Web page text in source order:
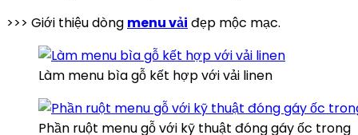
>>> Giới thiệu dòng menu vải đẹp mộc mạc.
Làm menu bìa gỗ kết hợp với vải linen
Phần ruột menu gỗ với kỹ thuật đóng gáy ốc trong